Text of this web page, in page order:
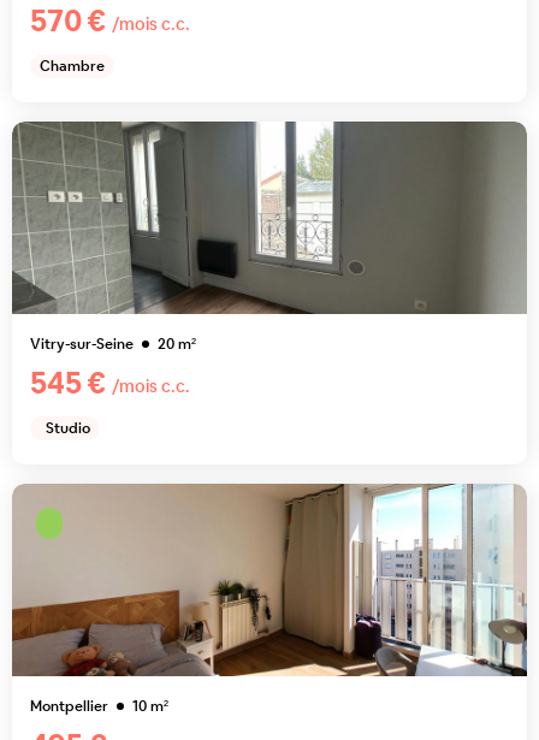
570 € /mois c.c.
Chambre
Vitry-sur-Seine 20m²
545 € /mois c.c.
Studio
Montpellier 10m²